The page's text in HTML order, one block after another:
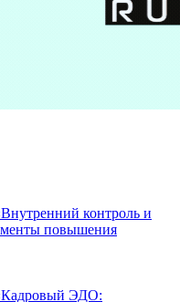
контроль и
повышения
ЭДО: